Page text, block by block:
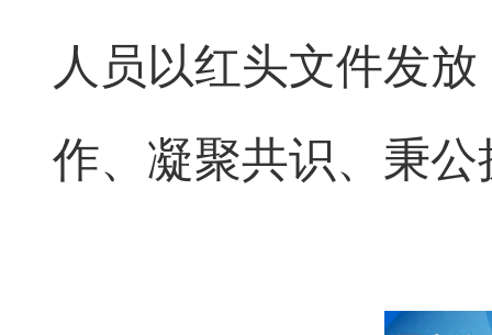
人员以红头文件发
作、凝聚共识、秉